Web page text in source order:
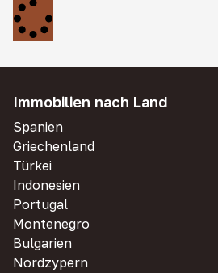
Immobilien nach Land
Spanien
Griechenland
Türkei
Indonesien
Portugal
Montenegro
Bulgarien
Nordzypern